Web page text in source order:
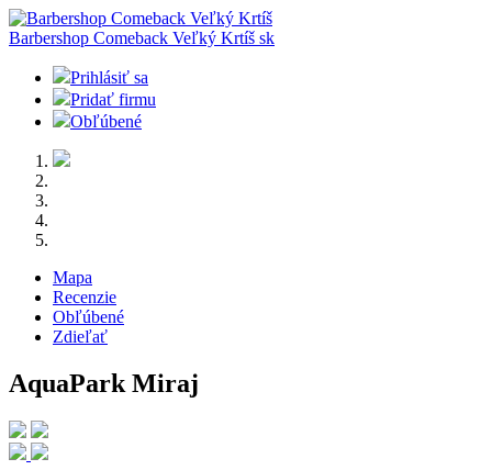
Barbershop Comeback Veľký Krtíš sk
Prihlásiť sa
Pridať firmu
Obľúbené
Mapa
Recenzie
Obľúbené
Zdieľať
AquaPark Miraj